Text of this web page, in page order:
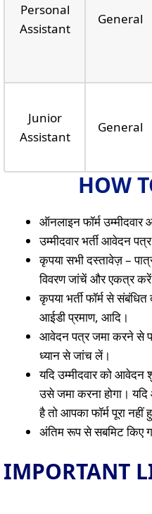
Personal
Assistant
General
Junior
Assistant
General
HOW
ऑनलाइन फॉर्म
उम्मीदवार भर्ती आवेदन
कृपया सभी दस्तावेज़ –
विवरण जांचें और एकत्र
कृपया भर्ती फॉर्म से
आईडी प्रमाण, आदि।
आवेदन पत्र जमा करने से
ध्यान से जांच लें।
यदि उम्मीदवार को
उसे जमा करना होगा।
है तो आपका फॉर्म पूरा नहीं
अंतिम रूप से सबमिट किए
IMPORTANT